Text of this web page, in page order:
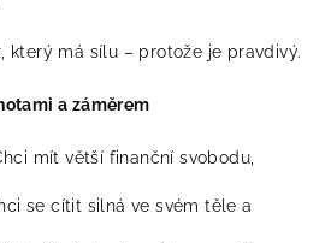
který má sílu – protože je pravdivý.
a záměrem
mít větší finanční svobodu,
se cítit silná ve svém těle a